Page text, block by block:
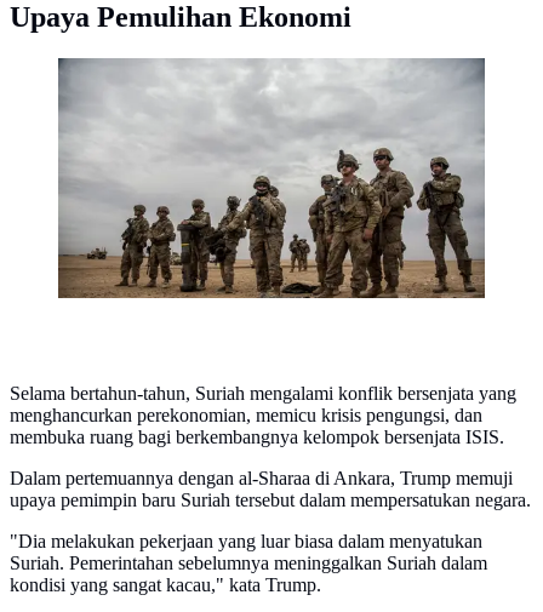
Upaya Pemulihan Ekonomi
Tentara Amerika berdiri selama latihan bersama dengan
Pasukan Demokrat Suriah di pedesaan Deir Ezzor di
timur laut Suriah. (AP Photo/Baderkhan Ahmad)
Selama bertahun-tahun, Suriah mengalami konflik bersenjata yang
menghancurkan perekonomian, memicu krisis pengungsi, dan
membuka ruang bagi berkembangnya kelompok bersenjata ISIS.
Dalam pertemuannya dengan al-Sharaa di Ankara, Trump memuji
upaya pemimpin baru Suriah tersebut dalam mempersatukan negara.
"Dia melakukan pekerjaan yang luar biasa dalam menyatukan
Suriah. Pemerintahan sebelumnya meninggalkan Suriah dalam
kondisi yang sangat kacau," kata Trump.